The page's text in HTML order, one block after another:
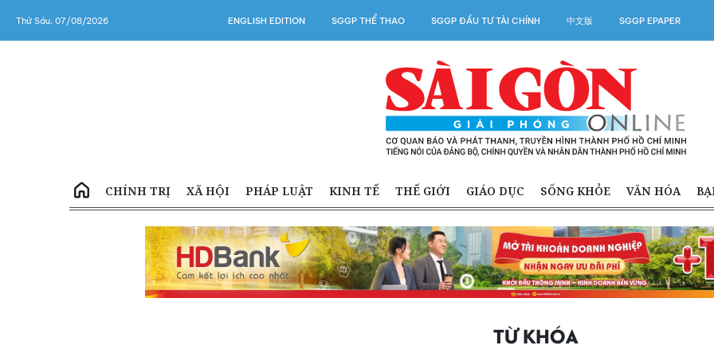
Thứ Sáu, 07/08/2026 ENGLISH EDITION SGGP THỂ THAO SGGP ĐẦU TƯ TÀI CHÍNH 中文版 SGGP EPAPER
CHÍNH TRỊ XÃ HỘI PHÁP LUẬT KINH TẾ THẾ GIỚI GIÁO DỤC SỐNG KHỎE VĂN HÓA
TỪ KHÓA